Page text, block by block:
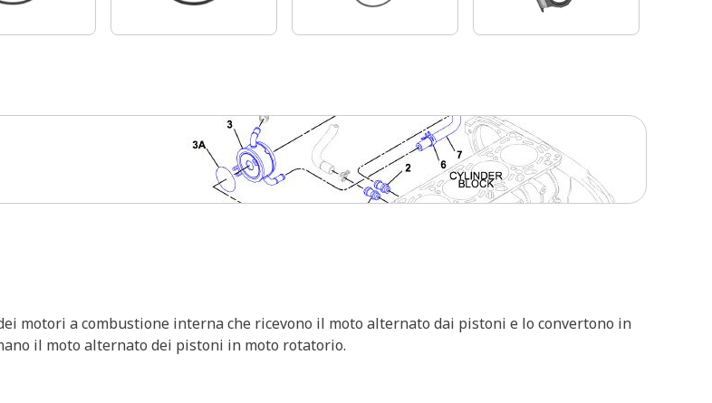
motori a combustione interna che ricevono il moto alternato dai pistoni e lo convertono in
il moto alternato dei pistoni in moto rotatorio.